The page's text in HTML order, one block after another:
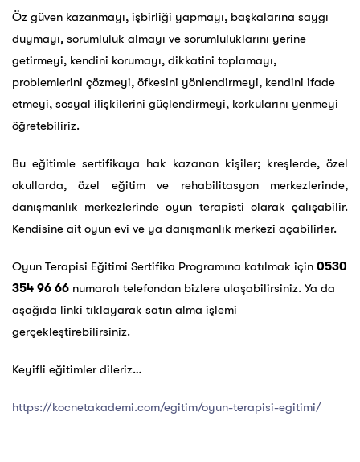
Öz güven kazanmayı, işbirliği yapmayı, başkalarına saygı
duymayı, sorumluluk almayı ve sorumluluklarını yerine
getirmeyi, kendini korumayı, dikkatini toplamayı,
problemlerini çözmeyi, öfkesini yönlendirmeyi, kendini ifade
etmeyi, sosyal ilişkilerini güçlendirmeyi, korkularını yenmeyi
öğretebiliriz.
Bu eğitimle sertifikaya hak kazanan kişiler; kreşlerde, özel
okullarda, özel eğitim ve rehabilitasyon merkezlerinde,
danışmanlık merkezlerinde oyun terapisti olarak çalışabilir.
Kendisine ait oyun evi ve ya danışmanlık merkezi açabilirler.
Oyun Terapisi Eğitimi Sertifika Programına katılmak için 0530
354 96 66 numaralı telefondan bizlere ulaşabilirsiniz. Ya da
aşağıda linki tıklayarak satın alma işlemi
gerçekleştirebilirsiniz.
Keyifli eğitimler dileriz…
https://kocnetakademi.com/egitim/oyun-terapisi-egitimi/